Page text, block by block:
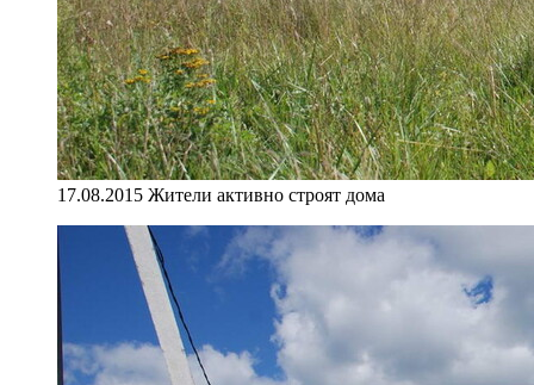
17.08.2015 Жители активно строят дома